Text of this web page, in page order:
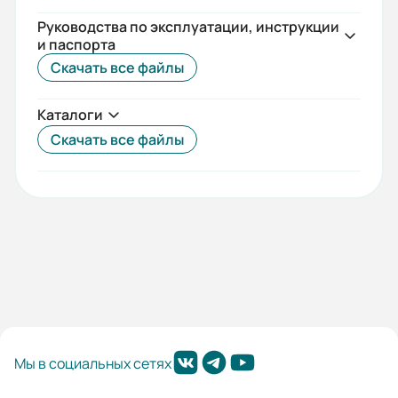
Руководства по эксплуатации, инструкции
и паспорта
Скачать все файлы
Каталоги
Скачать все файлы
Мы в социальных сетях